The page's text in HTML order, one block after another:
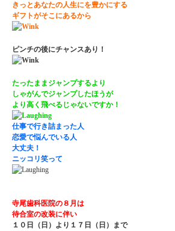
きっとあなたの人生にを豊かにする
ギフトがそこにあるから
ピンチの後にチャンスあり！
たったままジャンプするより
しゃがんでジャンプしたほうが
より高く飛べるじゃないですか！
仕事で行き詰まった人
恋愛で悩んでいる人
大丈夫！
ニッコリ笑って
寺尾歯科医院の８月は
待合室の改装に伴い
１０日（日）より１７日（日）まで